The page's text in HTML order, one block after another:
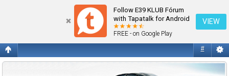
Follow E39 KLUB Fórum
with Tapatalk for Android
FREE - on Google Play
VIEW
#
Videók és Képek